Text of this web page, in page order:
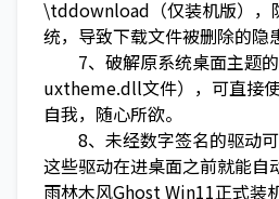
\tddownload（仅装机版），
统，导致下载文件被删除的隐
7、破解原系统桌面主题的
uxtheme.dll文件），可直接
自我，随心所欲。
8、未经数字签名的驱动可
这些驱动在进桌面之前就能自
雨林木风Ghost Win11正式装